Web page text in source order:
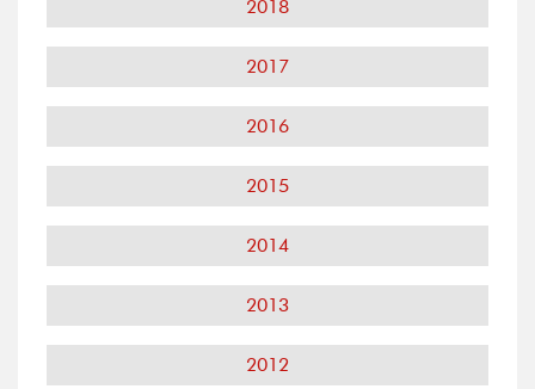
2018
2017
2016
2015
2014
2013
2012